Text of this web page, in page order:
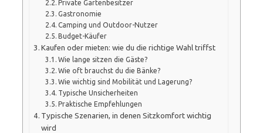
Private Gartenbesitzer
Gastronomie
Camping und Outdoor-Nutzer
Budget-Käufer
Kaufen oder mieten: wie du die richtige Wahl triffst
Wie lange sitzen die Gäste?
Wie oft brauchst du die Bänke?
Wie wichtig sind Mobilität und Lagerung?
Typische Unsicherheiten
Praktische Empfehlungen
Typische Szenarien, in denen Sitzkomfort wichtig
wird